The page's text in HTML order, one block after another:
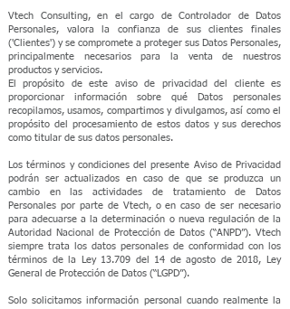
Vtech Consulting, en el cargo de Controlador de Datos
Personales, valora la confianza de sus clientes finales
('Clientes') y se compromete a proteger sus Datos Personales,
principalmente necesarios para la venta de nuestros
productos y servicios.
El propósito de este aviso de privacidad del cliente es
proporcionar información sobre qué Datos personales
recopilamos, usamos, compartimos y divulgamos, así como el
propósito del procesamiento de estos datos y sus derechos
como titular de sus datos personales.
Los términos y condiciones del presente Aviso de Privacidad
podrán ser actualizados en caso de que se produzca un
cambio en las actividades de tratamiento de Datos
Personales por parte de Vtech, o en caso de ser necesario
para adecuarse a la determinación o nueva regulación de la
Autoridad Nacional de Protección de Datos (“ANPD”). Vtech
siempre trata los datos personales de conformidad con los
términos de la Ley 13.709 del 14 de agosto de 2018, Ley
General de Protección de Datos (“LGPD”).
Solo solicitamos información personal cuando realmente la